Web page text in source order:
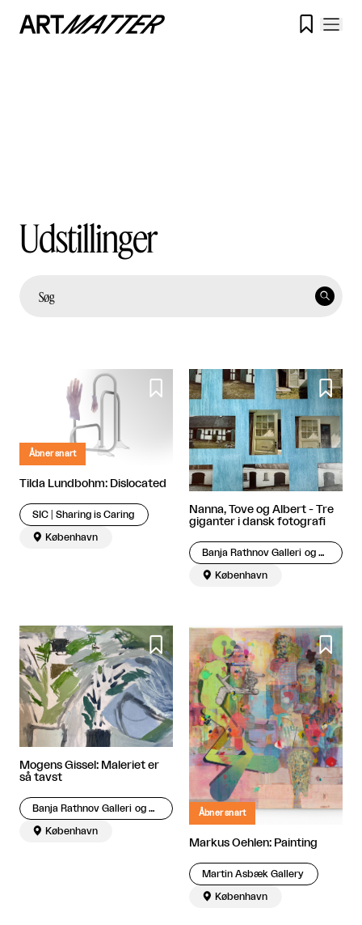

Udstillinger


Åbner snart
Tilda Lundbohm: Dislocated
SIC│Sharing is Caring
 København

Nanna, Tove og Albert - Tre
giganter i dansk fotografi
Banja Rathnov Galleri og Kunsthandel
 København

Mogens Gissel: Maleriet er
så tavst
Banja Rathnov Galleri og Kunsthandel
 København

Åbner snart
Markus Oehlen: Painting
Martin Asbæk Gallery
 København